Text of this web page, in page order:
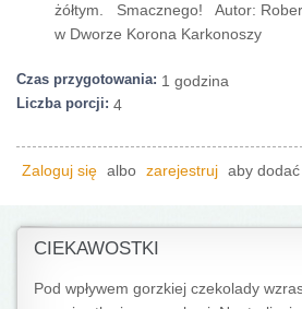
żółtym. Smacznego! Autor:
w Dworze Korona Karkonoszy
Czas przygotowania: 1 godzina
Liczba porcji: 4
Zaloguj się albo zarejestruj aby
CIEKAWOSTKI
Pod wpływem gorzkiej czekolady